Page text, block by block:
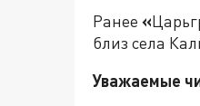
Ранее «
близ села